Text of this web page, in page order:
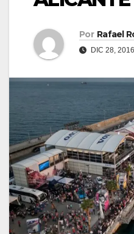
Por Rafael
DIC 28, 2016